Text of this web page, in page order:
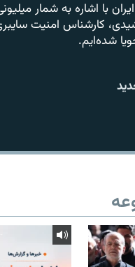
با اشاره به شمار
کارشناس امنیت
شده‌ایم.